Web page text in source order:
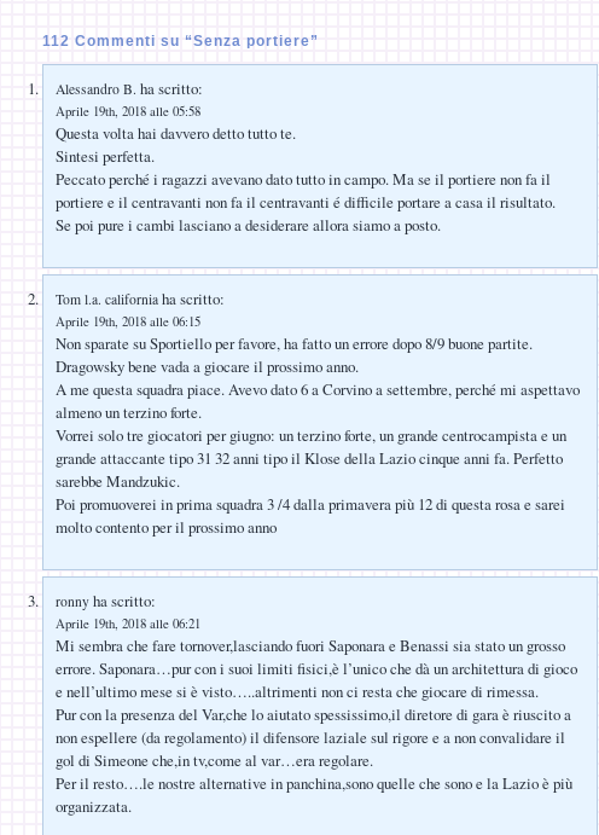
112 Commenti su “Senza portiere”
Alessandro B. ha scritto:
Aprile 19th, 2018 alle 05:58
Questa volta hai davvero detto tutto te.
Sintesi perfetta.
Peccato perché i ragazzi avevano dato tutto in campo. Ma se il portiere non fa il
portiere e il centravanti non fa il centravanti é difficile portare a casa il risultato.
Se poi pure i cambi lasciano a desiderare allora siamo a posto.
Tom l.a. california ha scritto:
Aprile 19th, 2018 alle 06:15
Non sparate su Sportiello per favore, ha fatto un errore dopo 8/9 buone partite.
Dragowsky bene vada a giocare il prossimo anno.
A me questa squadra piace. Avevo dato 6 a Corvino a settembre, perché mi aspettavo
almeno un terzino forte.
Vorrei solo tre giocatori per giugno: un terzino forte, un grande centrocampista e un
grande attaccante tipo 31 32 anni tipo il Klose della Lazio cinque anni fa. Perfetto
sarebbe Mandzukic.
Poi promuoverei in prima squadra 3 /4 dalla primavera più 12 di questa rosa e sarei
molto contento per il prossimo anno
ronny ha scritto:
Aprile 19th, 2018 alle 06:21
Mi sembra che fare tornover,lasciando fuori Saponara e Benassi sia stato un grosso
errore. Saponara…pur con i suoi limiti fisici,è l’unico che dà un architettura di gioco
e nell’ultimo mese si è visto…..altrimenti non ci resta che giocare di rimessa.
Pur con la presenza del Var,che lo aiutato spessissimo,il diretore di gara è riuscito a
non espellere (da regolamento) il difensore laziale sul rigore e a non convalidare il
gol di Simeone che,in tv,come al var…era regolare.
Per il resto….le nostre alternative in panchina,sono quelle che sono e la Lazio è più
organizzata.